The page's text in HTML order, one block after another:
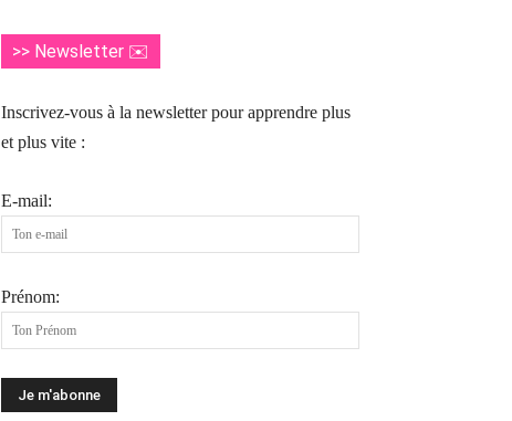
>> Newsletter ✉️
Inscrivez-vous à la newsletter pour apprendre plus
et plus vite :
E-mail:
Prénom: